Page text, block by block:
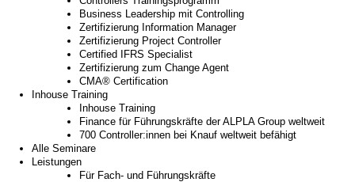
Business Leadership mit Controlling
Zertifizierung Information Manager
Zertifizierung Project Controller
Certified IFRS Specialist
Zertifizierung zum Change Agent
CMA® Certification
Inhouse Training
Inhouse Training
Finance für Führungskräfte der ALPLA Group weltweit
700 Controller:innen bei Knauf weltweit befähigt
Alle Seminare
Leistungen
Für Fach- und Führungskräfte